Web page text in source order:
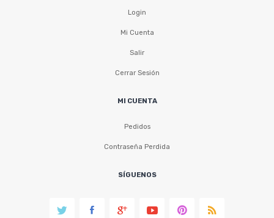
Login
Mi Cuenta
Salir
Cerrar Sesión
MI CUENTA
Pedidos
Contraseña Perdida
SÍGUENOS